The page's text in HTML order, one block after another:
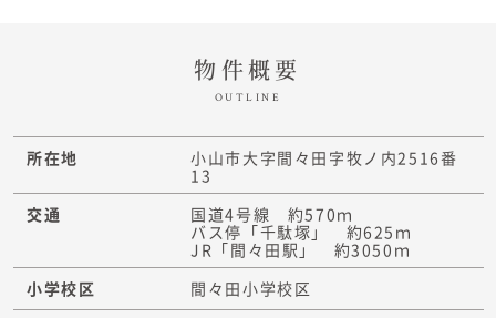
物件概要
OUTLINE
所在地
小山市大字間々田字牧ノ内2516番
13
交通
国道4号線 約570ｍ
バス停「千駄塚」 約625ｍ
JR「間々田駅」 約3050ｍ
小学校区
間々田小学校区